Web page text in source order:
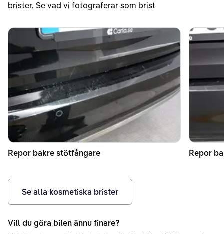
brister. Se vad vi fotograferar som brist
Repor bakre stötfångare Repor
Se alla kosmetiska brister
Vill du göra bilen ännu finare?